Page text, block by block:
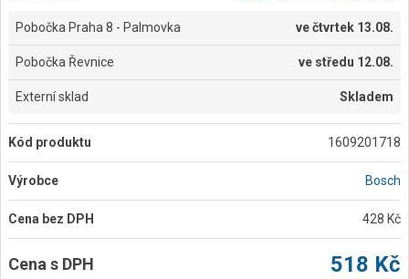
Pobočka Praha 8 - Palmovka večtvrtek 13.08.
Pobočka Řevnice ve středu 12.08.
Externí sklad Skladem
Kód produktu 1609201718
Výrobce Bosch
Cena bez DPH 428 Kč
Cena s DPH 518 Kč